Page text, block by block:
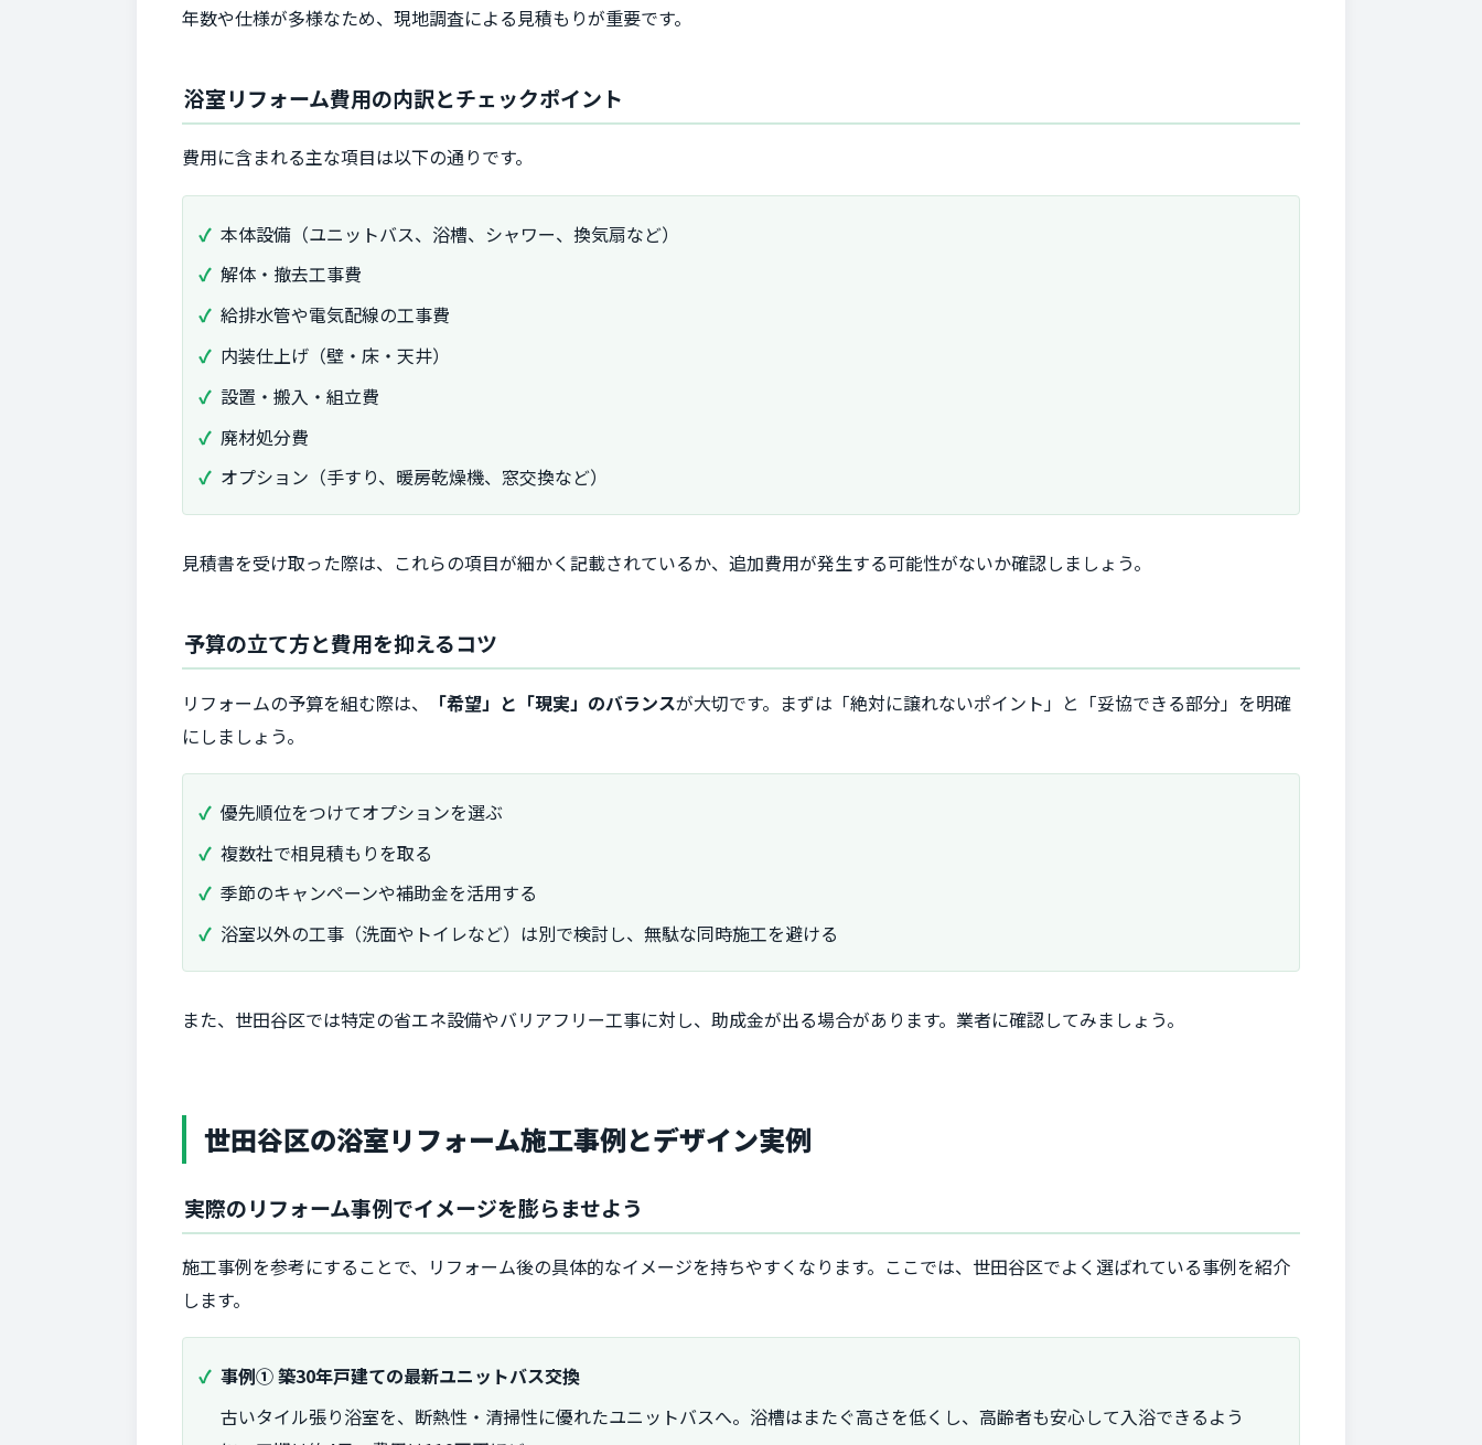
年数や仕様が多様なため、現地調査による見積もりが重要です。
浴室リフォーム費用の内訳とチェックポイント
費用に含まれる主な項目は以下の通りです。
本体設備（ユニットバス、浴槽、シャワー、換気扇など）
解体・撤去工事費
給排水管や電気配線の工事費
内装仕上げ（壁・床・天井）
設置・搬入・組立費
廃材処分費
オプション（手すり、暖房乾燥機、窓交換など）
見積書を受け取った際は、これらの項目が細かく記載されているか、追加費用が発生する可能性がないか確認しましょう。
予算の立て方と費用を抑えるコツ
リフォームの予算を組む際は、 「希望」と「現実」のバランスが大切です。まずは「絶対に譲れないポイント」と「妥協できる部分」を明確
にしましょう。
優先順位をつけてオプションを選ぶ
複数社で相見積もりを取る
季節のキャンペーンや補助金を活用する
浴室以外の工事（洗面やトイレなど）は別で検討し、無駄な同時施工を避ける
また、世田谷区では特定の省エネ設備やバリアフリー工事に対し、助成金が出る場合があります。業者に確認してみましょう。
世田谷区の浴室リフォーム施工事例とデザイン実例
実際のリフォーム事例でイメージを膨らませよう
施工事例を参考にすることで、リフォーム後の具体的なイメージを持ちやすくなります。ここでは、世田谷区でよく選ばれている事例を紹介
します。
事例① 築30年戸建ての最新ユニットバス交換
古いタイル張り浴室を、断熱性・清掃性に優れたユニットバスへ。浴槽はまたぐ高さを低くし、高齢者も安心して入浴できるよう